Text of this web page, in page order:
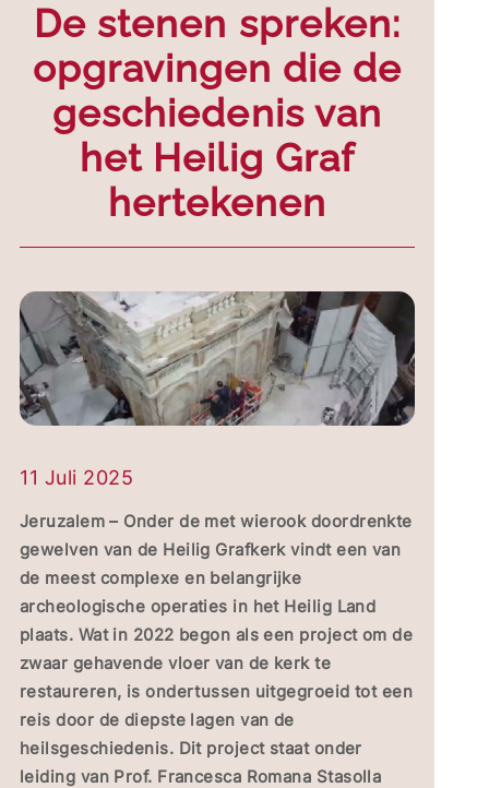
De stenen spreken:
opgravingen die de
geschiedenis van
het Heilig Graf
hertekenen
11 Juli 2025
Jeruzalem – Onder de met wierook doordrenkte
gewelven van de Heilig Grafkerk vindt een van
de meest complexe en belangrijke
archeologische operaties in het Heilig Land
plaats. Wat in 2022 begon als een project om de
zwaar gehavende vloer van de kerk te
restaureren, is ondertussen uitgegroeid tot een
reis door de diepste lagen van de
heilsgeschiedenis. Dit project staat onder
leiding van Prof. Francesca Romana Stasolla